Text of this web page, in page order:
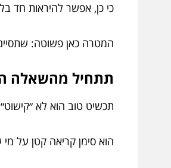
כי כן, אפשר להיראות חד
המטרה כאן פשוטה:
תתחיל מהשאלה
תכשיט טוב הוא לא
הוא סימן קריאה קטן על